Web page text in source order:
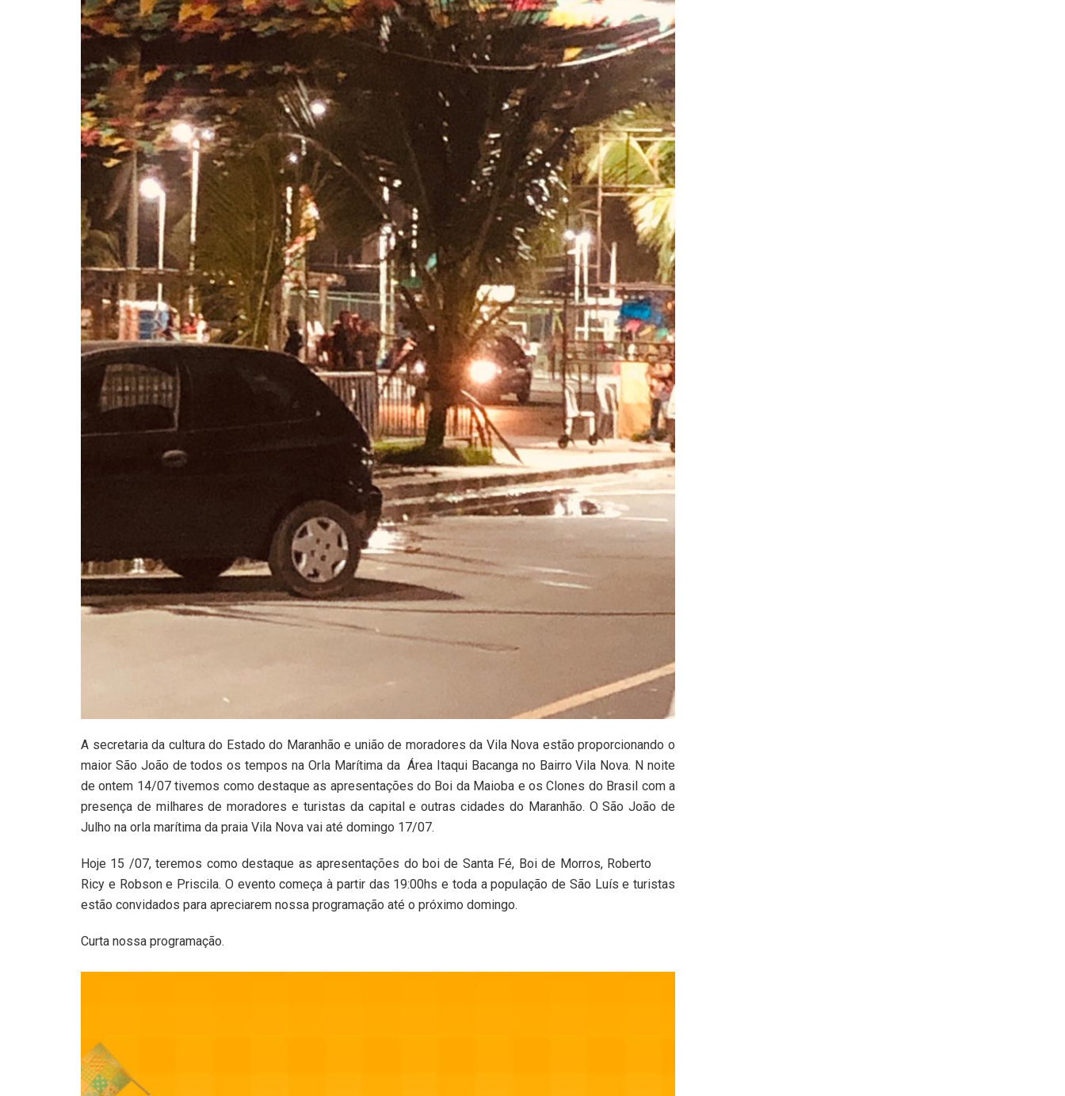
A secretaria da cultura do Estado do Maranhão e união de moradores da Vila Nova estão proporcionando o
maior São João de todos os tempos na Orla Marítima da Área Itaqui Bacanga no Bairro Vila Nova. N noite
de ontem 14/07 tivemos como destaque as apresentações do Boi da Maioba e os Clones do Brasil com a
presença de milhares de moradores e turistas da capital e outras cidades do Maranhão. O São João de
Julho na orla marítima da praia Vila Nova vai até domingo 17/07.
Hoje 15 /07, teremos como destaque as apresentações do boi de Santa Fé, Boi de Morros, Roberto
Ricy e Robson e Priscila. O evento começa à partir das 19:00hs e toda a população de São Luís e turistas
estão convidados para apreciarem nossa programação até o próximo domingo.
Curta nossa programação.